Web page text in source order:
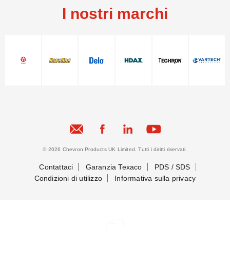
I nostri marchi
© 2026 Chevron Products UK Limited. Tutti i diritti riservati.
Contattaci Garanzia Texaco
PDS / SDS
Condizioni di utilizzo
Informativa sulla privacy